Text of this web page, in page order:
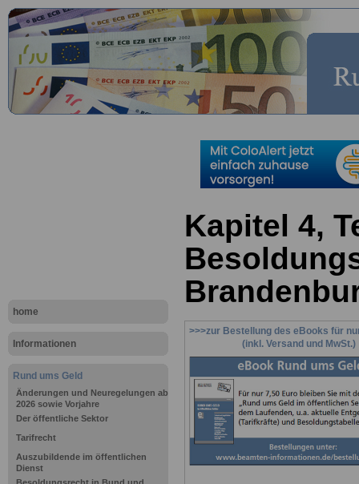
home
Informationen
Rund ums Geld
Änderungen und Neuregelungen ab
2026 sowie Vorjahre
Der öffentliche Sektor
Tarifrecht
Auszubildende im öffentlichen
Dienst
Kapitel 4,
>>>zur Bestellung des eBooks für
(inkl. Versand und MwSt.)